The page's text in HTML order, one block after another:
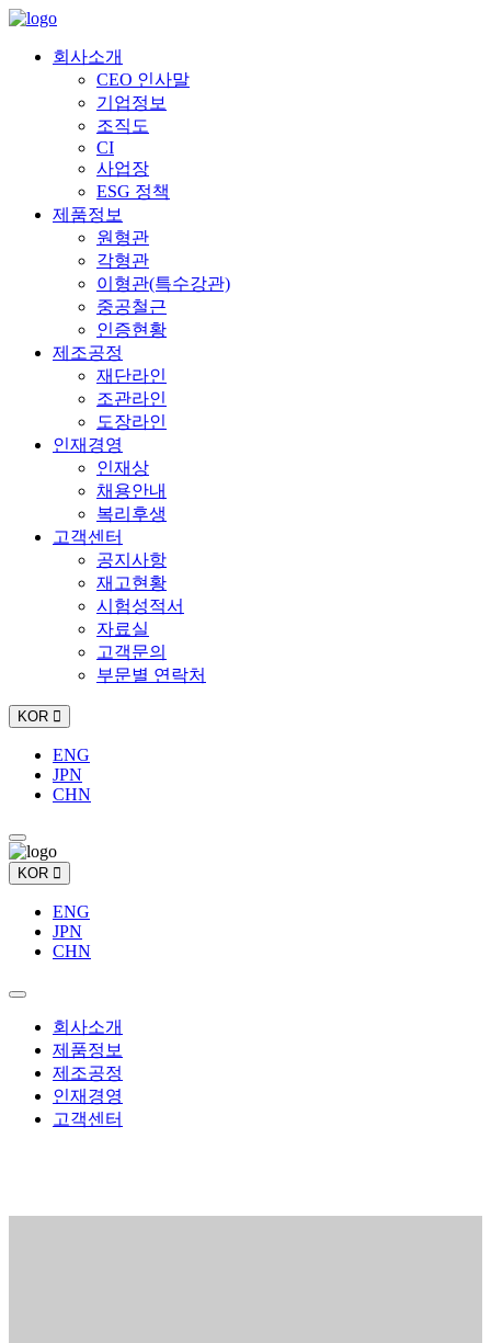
회사소개
CEO 인사말
기업정보
조직도
CI
사업장
ESG 정책
제품정보
원형관
각형관
이형관(특수강관)
중공철근
인증현황
제조공정
재단라인
조관라인
도장라인
인재경영
인재상
채용안내
복리후생
고객센터
공지사항
재고현황
시험성적서
자료실
고객문의
부문별 연락처
KOR
ENG
JPN
CHN
KOR
ENG
JPN
CHN
회사소개
제품정보
제조공정
인재경영
고객센터